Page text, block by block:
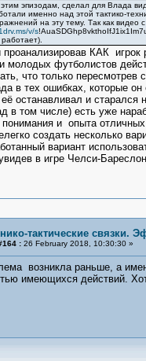
эпизодам, сделал для Влада
именно над этой тактико-
на эту тему. Так как
v/s
проанализировав КАК
молодых футболистов
что только пересмотрев
в тех ошибках, которые
её останавливал и
в том числе) есть уже
понимания и опыта
создать несколько
вариант
в игре Челси-
тактические связки.
:26 February 2018, 10:30:30 »
возникла раньше, а
имеющихся действий.